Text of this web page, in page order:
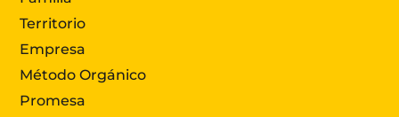
Territorio
Empresa
Método Orgánico
Promesa